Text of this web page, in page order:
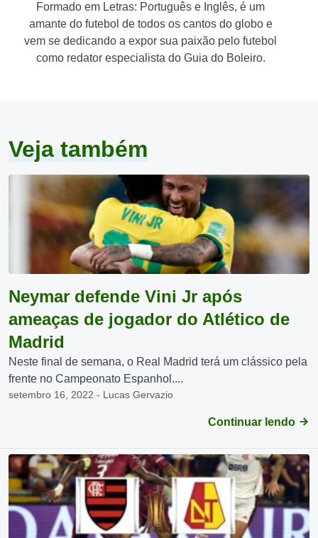
Formado em Letras: Português e Inglês, é um
amante do futebol de todos os cantos do globo e
vem se dedicando a expor sua paixão pelo futebol
como redator especialista do Guia do Boleiro.
Veja também
Neymar defende Vini Jr após
ameaças de jogador do Atlético de
Madrid
Neste final de semana, o Real Madrid terá um clássico pela
frente no Campeonato Espanhol....
setembro 16, 2022 - Lucas Gervazio
Continuar lendo